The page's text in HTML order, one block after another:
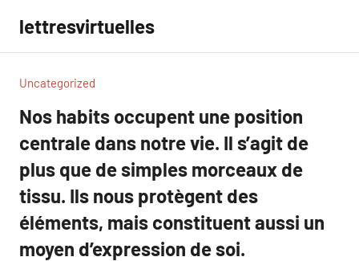
contenu
lettresvirtuelles
Uncategorized
Nos habits occupent une position
centrale dans notre vie. Il s’agit de
plus que de simples morceaux de
tissu. Ils nous protègent des
éléments, mais constituent aussi un
moyen d’expression de soi.